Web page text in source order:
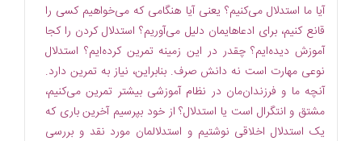
آیا ما استدلال می‌کنیم؟ یعنی آیا هنگامی که می‌خواهیم کسی را
قانع کنیم، برای ادعاهایمان دلیل می‌آوریم؟ استدلال کردن را کجا
آموزش دیده‌ایم؟ چقدر در این زمینه تمرین کرده‌ایم؟ استدلال
نوعی مهارت است نه دانش صرف. بنابراین، نیاز به تمرین دارد.
آنچه ما و فرزندان‌مان در نظام آموزشی بیشتر تمرین می‌کنیم،
مشتق و انتگرال است یا استدلال؟ از خود بپرسیم آخرین باری که
یک استدلال اخلاقی نوشتیم و استدلالمان مورد نقد و بررسی